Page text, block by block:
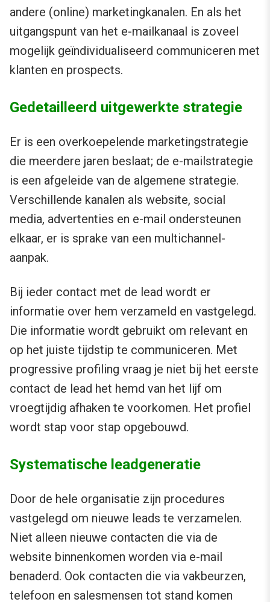
andere (online) marketingkanalen. En als het
uitgangspunt van het e-mailkanaal is zoveel
mogelijk geïndividualiseerd communiceren met
klanten en prospects.
Gedetailleerd uitgewerkte strategie
Er is een overkoepelende marketingstrategie
die meerdere jaren beslaat; de e-mailstrategie
is een afgeleide van de algemene strategie.
Verschillende kanalen als website, social
media, advertenties en e-mail ondersteunen
elkaar, er is sprake van een multichannel-
aanpak.
Bij ieder contact met de lead wordt er
informatie over hem verzameld en vastgelegd.
Die informatie wordt gebruikt om relevant en
op het juiste tijdstip te communiceren. Met
progressive profiling vraag je niet bij het eerste
contact de lead het hemd van het lijf om
vroegtijdig afhaken te voorkomen. Het profiel
wordt stap voor stap opgebouwd.
Systematische leadgeneratie
Door de hele organisatie zijn procedures
vastgelegd om nieuwe leads te verzamelen.
Niet alleen nieuwe contacten die via de
website binnenkomen worden via e-mail
benaderd. Ook contacten die via vakbeurzen,
telefoon en salesmensen tot stand komen